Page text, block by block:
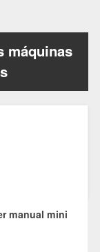
máquinas
manual mini